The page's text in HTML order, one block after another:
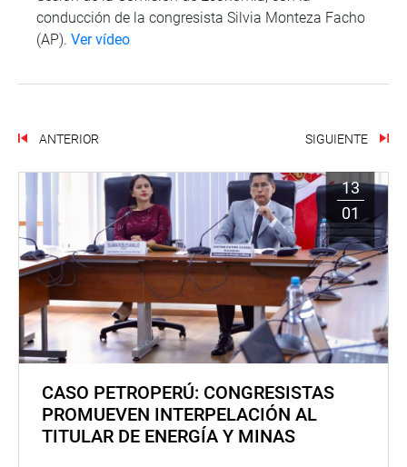
conducción de la congresista Silvia Monteza Facho
(AP). Ver vídeo
ANTERIOR SIGUIENTE
13
01
CASO PETROPERÚ: CONGRESISTAS
PROMUEVEN INTERPELACIÓN AL
TITULAR DE ENERGÍA Y MINAS